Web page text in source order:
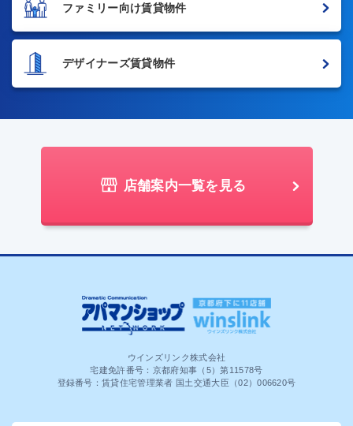
ファミリー向け賃貸物件
デザイナーズ賃貸物件
店舗案内一覧を見る
ウインズリンク株式会社
宅建免許番号：京都府知事（5）第11578号
登録番号：賃貸住宅管理業者 国土交通大臣（02）006620号